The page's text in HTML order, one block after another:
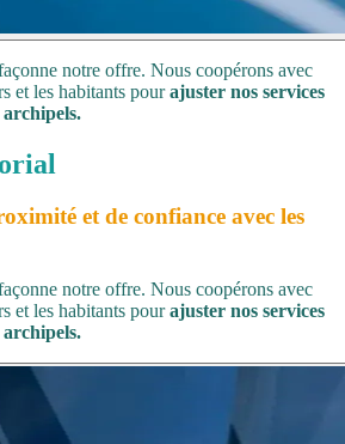
notre offre. Nous coopérons avec
et les habitants pourajuster nos services
archipels.
et de confiance avec les
notre offre. Nous coopérons avec
et les habitants pourajuster nos services
archipels.